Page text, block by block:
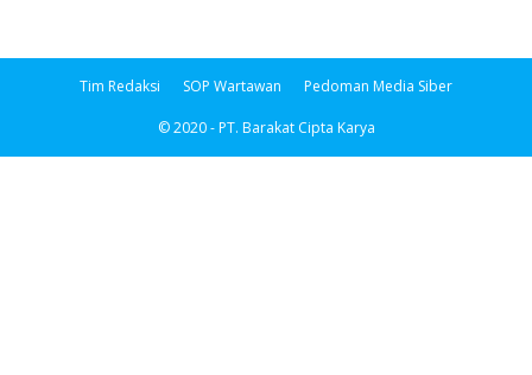
Tim Redaksi SOP Wartawan Pedoman Media Siber
© 2020 - PT. Barakat Cipta Karya